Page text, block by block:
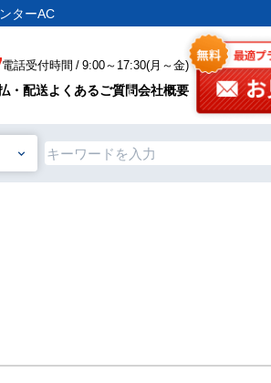
ターAC
電話受付時間 / 9:00～17:30(月～金)
・配送よくあるご質問会社概要